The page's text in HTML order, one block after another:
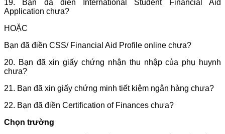
19. Bạn đã điền International Student Financial Aid
Application chưa?
HOẶC
Bạn đã điền CSS/ Financial Aid Profile online chưa?
20. Bạn đã xin giấy chứng nhận thu nhập của phụ huynh
chưa?
21. Bạn đã xin giấy chứng minh tiết kiệm ngân hàng chưa?
22. Bạn đã điền Certification of Finances chưa?
Chọn trường